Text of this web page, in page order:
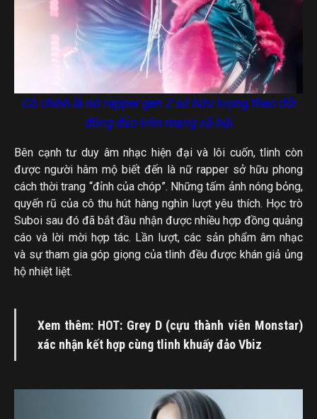
Cô chính là nữ rapper gen Z sở hữu lượng theo dõi
đông đảo trên mạng xã hội
Bên cạnh tư duy âm nhạc hiện đại và lôi cuốn, tlinh còn
được người hâm mộ biết đến là nữ rapper sở hữu phong
cách thời trang “đỉnh của chóp”. Những tấm ảnh nóng bỏng,
quyến rũ của cô thu hút hàng nghìn lượt yêu thích. Học trò
Suboi sau đó đã bắt đầu nhận được nhiều hợp đồng quảng
cáo và lời mời hợp tác. Lần lượt, các sản phẩm âm nhạc
và sự tham gia góp giọng của tlinh đều được khán giả ủng
hộ nhiệt liệt.
Xem thêm: HOT: Grey D (cựu thành viên Monstar)
xác nhận kết hợp cùng tlinh khuấy đảo Vbiz